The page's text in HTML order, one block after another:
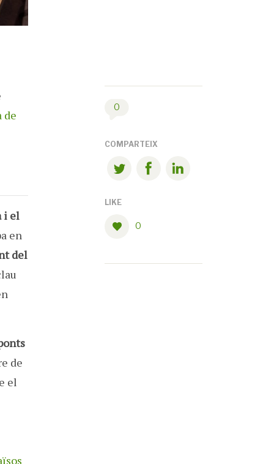
de
i el
en
del
de
el
0
COMPARTEIX
LIKE
0